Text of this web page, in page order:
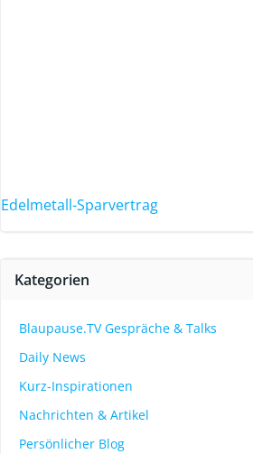
Edelmetall-Sparvertrag
Kategorien
Blaupause.TV Gespräche & Talks
Daily News
Kurz-Inspirationen
Nachrichten & Artikel
Persönlicher Blog